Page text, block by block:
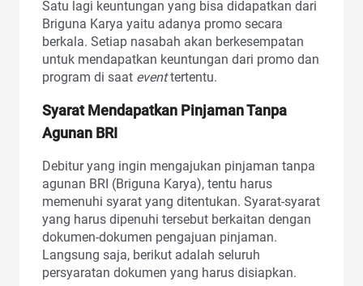
Satu lagi keuntungan yang bisa didapatkan dari
Briguna Karya yaitu adanya promo secara
berkala. Setiap nasabah akan berkesempatan
untuk mendapatkan keuntungan dari promo dan
program di saat eventtertentu.
Syarat Mendapatkan Pinjaman Tanpa
Agunan BRI
Debitur yang ingin mengajukan pinjaman tanpa
agunan BRI (Briguna Karya), tentu harus
memenuhi syarat yang ditentukan. Syarat-syarat
yang harus dipenuhi tersebut berkaitan dengan
dokumen-dokumen pengajuan pinjaman.
Langsung saja, berikut adalah seluruh
persyaratan dokumen yang harus disiapkan.